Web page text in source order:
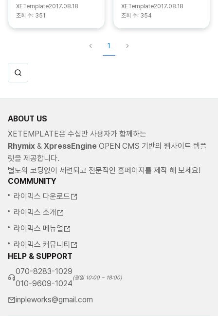
XETemplate2017.08.18
조회 수: 351
XETemplate2017.08.18
조회 수: 354
1
ABOUT US
XETEMPLATE은 수십만 사용자가 함께하는
Rhymix & XpressEngine OPEN CMS 기반의 웹사이트 템플
릿을 제공합니다.
별도의 코딩없이 세련되고 전문적인 홈페이지를 제작 해 보세요!
COMMUNITY
라이믹스 다운로드
라이믹스 소개
라이믹스 메뉴얼
라이믹스 커뮤니티
HELP & SUPPORT
070-8283-1029
010-9609-1024
(평일 10:00 ~ 18:00)
inpleworks@gmail.com